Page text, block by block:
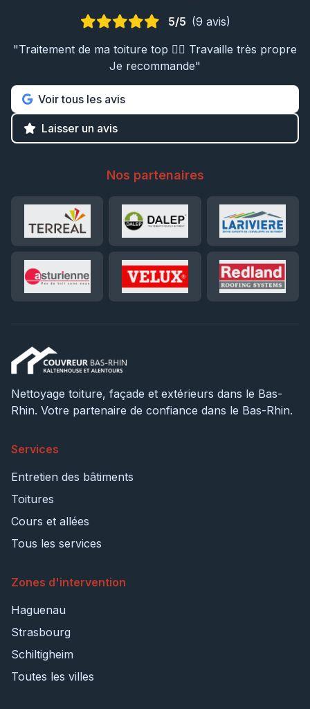
5/5 (9 avis)
"Traitement de ma toiture top 👍🏼 Travaille très propre
Je recommande"
Voir tous les avis
Laisser un avis
Nos partenaires
Nettoyage toiture, façade et extérieurs dans le Bas-
Rhin. Votre partenaire de confiance dans le Bas-Rhin.
Services
Entretien des bâtiments
Toitures
Cours et allées
Tous les services
Zones d'intervention
Haguenau
Strasbourg
Schiltigheim
Toutes les villes